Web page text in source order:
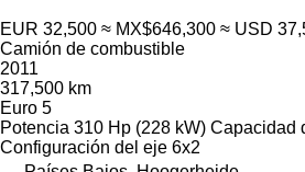
EUR 32,500 ≈ MX$646,300 ≈ USD
Camión de combustible
2011
317,500 km
Euro 5
Potencia 310 Hp (228 kW) Capacidad
Configuración del eje 6x2